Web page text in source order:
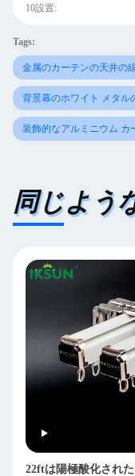
10設置:
Tags:
金属のカーテンの天井の
背景幕のホワイト メタル
装飾的なアルミニウム カ
同じよう
22ftは陽極酸化され